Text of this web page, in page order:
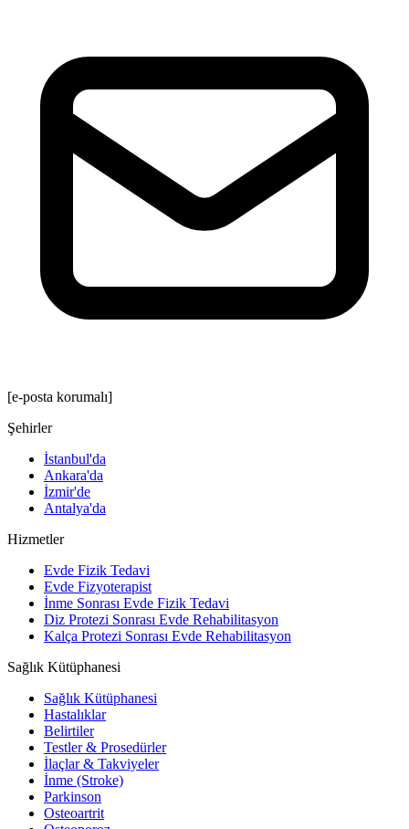
[e-posta korumalı]
Şehirler
İstanbul'da
Ankara'da
İzmir'de
Antalya'da
Hizmetler
Evde Fizik Tedavi
Evde Fizyoterapist
İnme Sonrası Evde Fizik Tedavi
Diz Protezi Sonrası Evde Rehabilitasyon
Kalça Protezi Sonrası Evde Rehabilitasyon
Sağlık Kütüphanesi
Sağlık Kütüphanesi
Hastalıklar
Belirtiler
Testler & Prosedürler
İlaçlar & Takviyeler
İnme (Stroke)
Parkinson
Osteoartrit